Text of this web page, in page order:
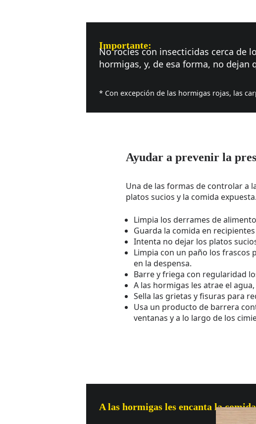
Importante:
No rocíes con insecticidas cerca de
hormigas, y, de esa forma, no
* Con excepción de las hormigas rojas, las
Ayudar a prevenir la
Una de las formas de controlar a
platos sucios y la comida expuesta.
Limpia los derrames de
Guarda la comida en
Intenta no dejar los platos
Limpia con un paño los frascos
en la despensa.
Barre y friega con regularidad
A las hormigas les atrae el
Sella las grietas y fisuras para
Usa un producto de barrera
ventanas y a lo largo de los
A las hormigas les encanta la